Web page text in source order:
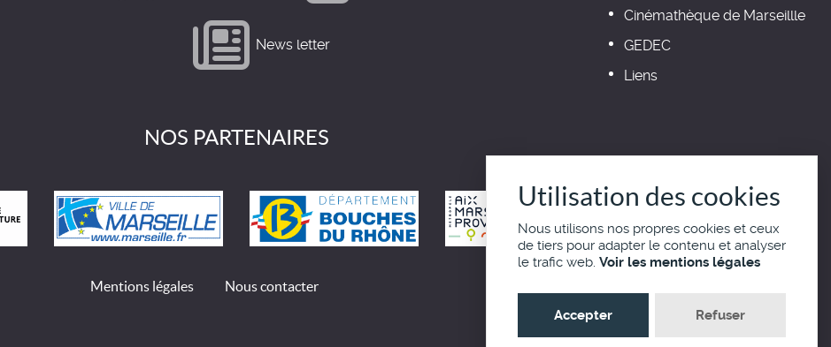
News letter
Cinémathèque de Marseillle
GEDEC
Liens
NOS PARTENAIRES
Mentions légales Nous contacter
Utilisation des cookies
Nous utilisons nos propres cookies et ceux
de tiers pour adapter le contenu et analyser
le trafic web. Voir les mentions légales
Accepter Refuser